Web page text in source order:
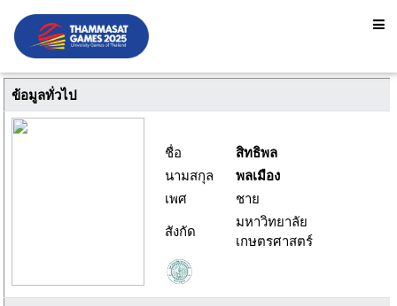
ข้อมูลทั่วไป
ชื่อ
สิทธิพล
นามสกุล
พลเมือง
เพศ
ชาย
สังกัด
มหาวิทยาลัย
เกษตรศาสตร์